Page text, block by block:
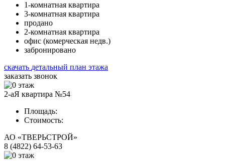
1-комнатная квартира
3-комнатная квартира
продано
2-комнатная квартира
офис (комерческая недв.)
забронировано
скачать детальный план этажа
заказать звонок
2-аЯ квартира №54
Площадь:
Стоимость:
АО «ТВЕРЬСТРОЙ»
8 (4822) 64-53-63